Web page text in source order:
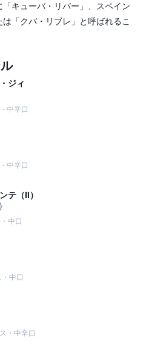
キューバ・リバー」、スペイン
「クバ・リブレ」と呼ばれるこ
ジィ
中辛口
中辛口
テ（II）
中口
中口
・中辛口